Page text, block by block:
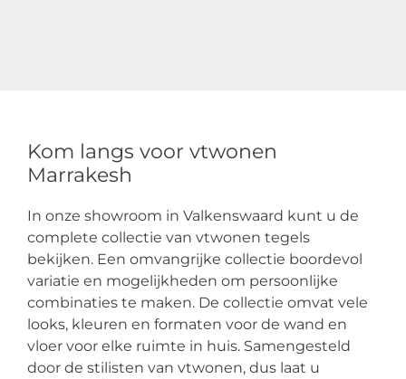
Kom langs voor vtwonen
Marrakesh
In onze showroom in Valkenswaard kunt u de
complete collectie van vtwonen tegels
bekijken. Een omvangrijke collectie boordevol
variatie en mogelijkheden om persoonlijke
combinaties te maken. De collectie omvat vele
looks, kleuren en formaten voor de wand en
vloer voor elke ruimte in huis. Samengesteld
door de stilisten van vtwonen, dus laat u